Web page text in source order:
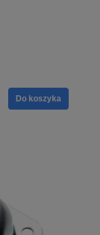
Do koszyka